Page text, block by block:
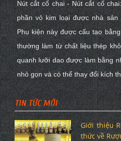
Nút cắt cổ chai - Nút cắt cổ
phần vỏ kim loại được nhà sản
Phụ kiện này được cấu tạo
thường làm từ chất liệu thép
quanh lưỡi dao được làm bằng
nhỏ gọn và có thể thay đổi kích
TIN TỨC MỚI
Giới thiệu
thức về